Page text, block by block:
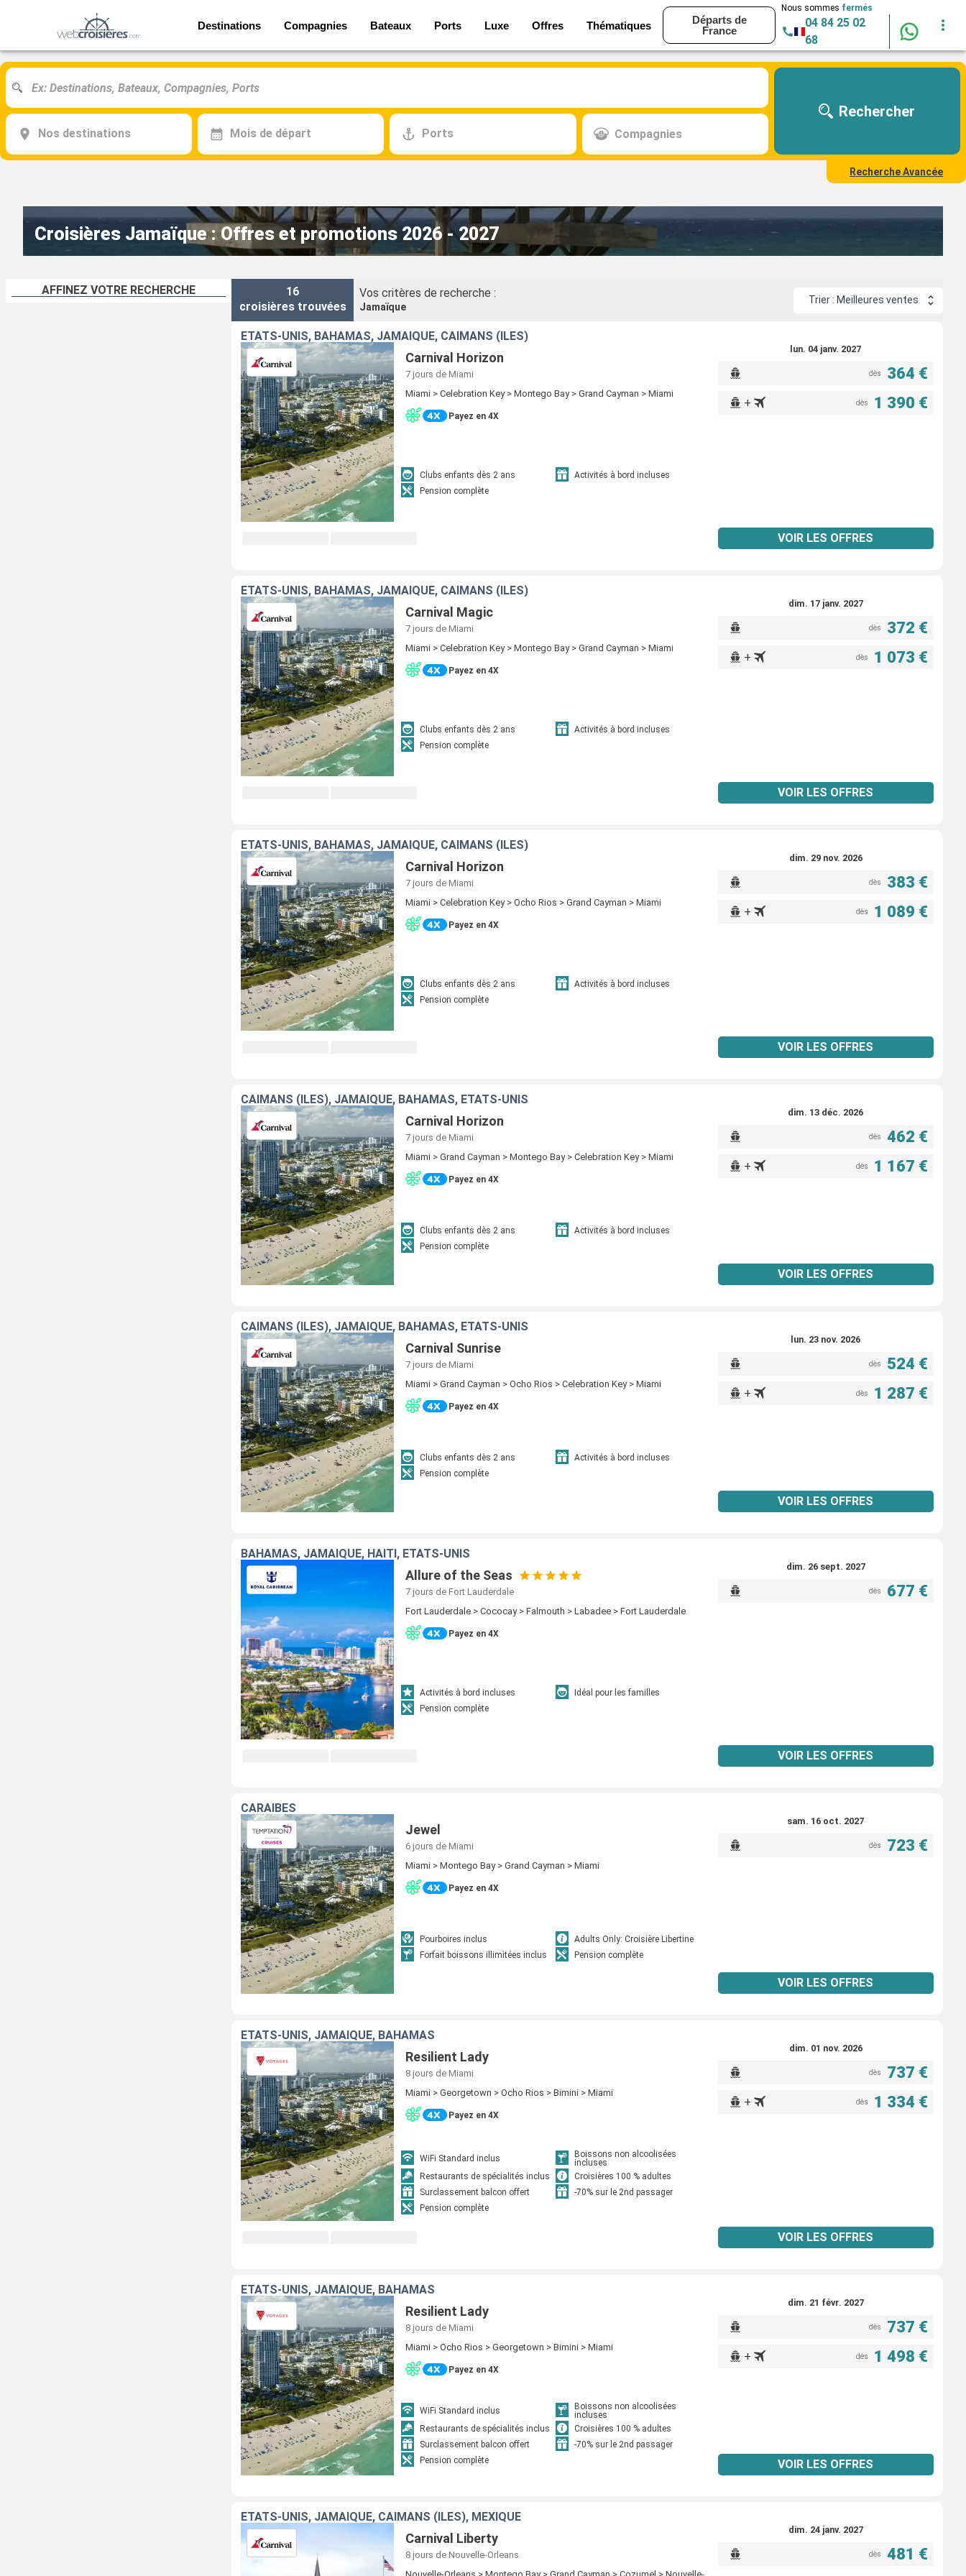
Destinations Compagnies Bateaux Ports Luxe Offres Thématiques
Départs de
France
Nous sommes fermés
04 84 25 02
68
Nos destinations Mois de départ Ports Compagnies
Rechercher
Recherche Avancée
Croisières Jamaïque : Offres et promotions 2026 - 2027
AFFINEZ VOTRE RECHERCHE
16
croisières trouvées
Vos critères de recherche :
Jamaïque
Trier : Meilleures ventes
ÉTATS-UNIS, BAHAMAS, JAMAÏQUE, CAÏMANS (ÎLES)
Carnival Horizon
7 jours de Miami
Miami > Celebration Key > Montego Bay > Grand Cayman > Miami
Payez en 4X
Clubs enfants dès 2 ans
Activités à bord incluses
Pension complète
lun. 04 janv. 2027
dès 364 €
+ dès 1 390 €
VOIR LES OFFRES
ÉTATS-UNIS, BAHAMAS, JAMAÏQUE, CAÏMANS (ÎLES)
Carnival Magic
7 jours de Miami
Miami > Celebration Key > Montego Bay > Grand Cayman > Miami
Payez en 4X
Clubs enfants dès 2 ans
Activités à bord incluses
Pension complète
dim. 17 janv. 2027
dès 372 €
+ dès 1 073 €
VOIR LES OFFRES
ÉTATS-UNIS, BAHAMAS, JAMAÏQUE, CAÏMANS (ÎLES)
Carnival Horizon
7 jours de Miami
Miami > Celebration Key > Ocho Rios > Grand Cayman > Miami
Payez en 4X
Clubs enfants dès 2 ans
Activités à bord incluses
Pension complète
dim. 29 nov. 2026
dès 383 €
+ dès 1 089 €
VOIR LES OFFRES
CAÏMANS (ÎLES), JAMAÏQUE, BAHAMAS, ÉTATS-UNIS
Carnival Horizon
7 jours de Miami
Miami > Grand Cayman > Montego Bay > Celebration Key > Miami
Payez en 4X
Clubs enfants dès 2 ans
Activités à bord incluses
Pension complète
dim. 13 déc. 2026
dès 462 €
+ dès 1 167 €
VOIR LES OFFRES
CAÏMANS (ÎLES), JAMAÏQUE, BAHAMAS, ÉTATS-UNIS
Carnival Sunrise
7 jours de Miami
Miami > Grand Cayman > Ocho Rios > Celebration Key > Miami
Payez en 4X
Clubs enfants dès 2 ans
Activités à bord incluses
Pension complète
lun. 23 nov. 2026
dès 524 €
+ dès 1 287 €
VOIR LES OFFRES
BAHAMAS, JAMAÏQUE, HAÏTI, ÉTATS-UNIS
Allure of the Seas
7 jours de Fort Lauderdale
Fort Lauderdale > Cococay > Falmouth > Labadee > Fort Lauderdale
Payez en 4X
Activités à bord incluses
Idéal pour les familles
Pension complète
dim. 26 sept. 2027
dès 677 €
VOIR LES OFFRES
CARAÏBES
Jewel
6 jours de Miami
Miami > Montego Bay > Grand Cayman > Miami
Payez en 4X
Pourboires inclus
Adults Only: Croisière Libertine
Forfait boissons illimitées inclus
Pension complète
sam. 16 oct. 2027
dès 723 €
VOIR LES OFFRES
ÉTATS-UNIS, JAMAÏQUE, BAHAMAS
Resilient Lady
8 jours de Miami
Miami > Georgetown > Ocho Rios > Bimini > Miami
Payez en 4X
WiFi Standard inclus
Boissons non alcoolisées
incluses
Restaurants de spécialités inclus
Croisières 100 % adultes
Surclassement balcon offert
-70% sur le 2nd passager
Pension complète
dim. 01 nov. 2026
dès 737 €
+ dès 1 334 €
VOIR LES OFFRES
ÉTATS-UNIS, JAMAÏQUE, BAHAMAS
Resilient Lady
8 jours de Miami
Miami > Ocho Rios > Georgetown > Bimini > Miami
Payez en 4X
WiFi Standard inclus
Boissons non alcoolisées
incluses
Restaurants de spécialités inclus
Croisières 100 % adultes
Surclassement balcon offert
-70% sur le 2nd passager
Pension complète
dim. 21 févr. 2027
dès 737 €
+ dès 1 498 €
VOIR LES OFFRES
ÉTATS-UNIS, JAMAÏQUE, CAÏMANS (ÎLES), MEXIQUE
Carnival Liberty
8 jours de Nouvelle-Orleans
dim. 24 janv. 2027
dès 481 €